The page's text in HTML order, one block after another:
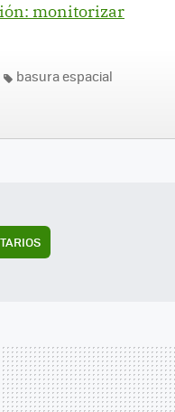
monitorizar
basura espacial